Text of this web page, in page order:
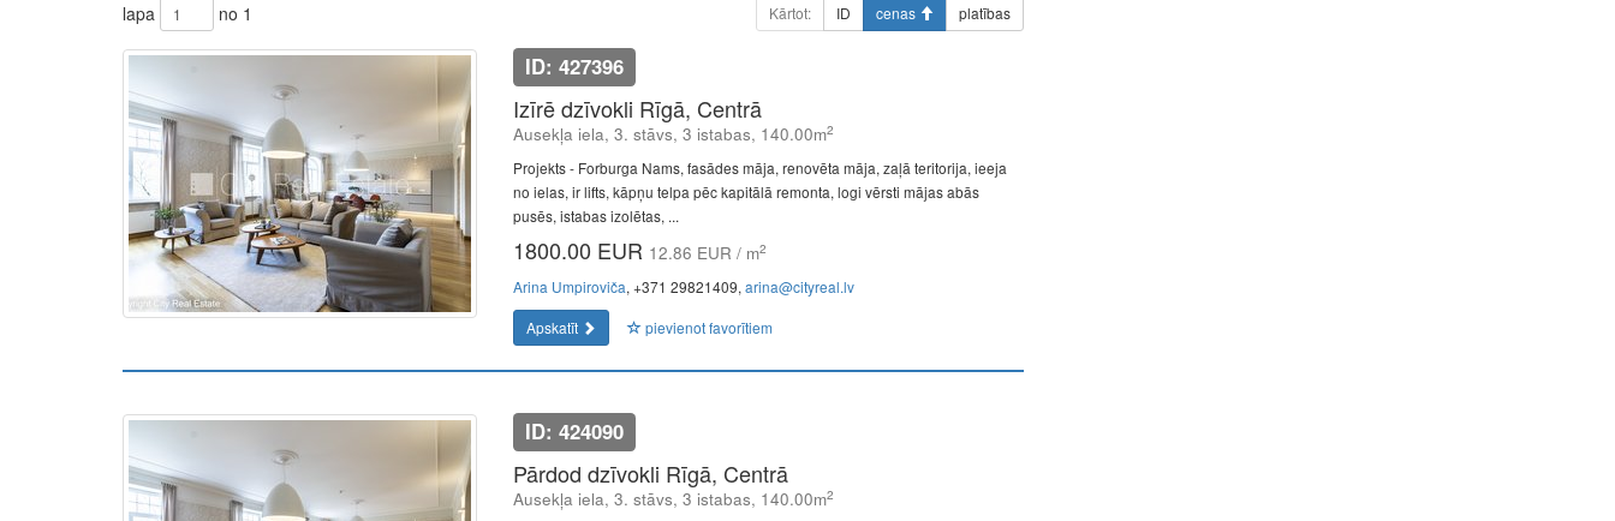
lapa no 1 Kārtot: ID cenas platības
ID: 427396
Izīrē dzīvokli Rīgā, Centrā
Ausekļa iela, 3. stāvs, 3 istabas, 140.00m2
Projekts - Forburga Nams, fasādes māja, renovēta māja, zaļā teritorija, ieeja
no ielas, ir lifts, kāpņu telpa pēc kapitālā remonta, logi vērsti mājas abās
pusēs, istabas izolētas, ...
1800.00 EUR 12.86 EUR / m2
Arina Umpiroviča, +371 29821409, arina@cityreal.lv
Apskatīt
pievienot favorītiem
ID: 424090
Pārdod dzīvokli Rīgā, Centrā
Ausekļa iela, 3. stāvs, 3 istabas, 140.00m2